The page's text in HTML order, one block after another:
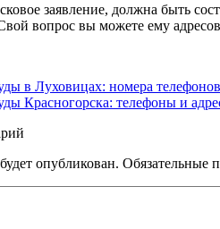
заявление, должна быть
вопрос вы можете ему
в Луховицах: номера телефонов
Красногорска: телефоны и
опубликован. Обязательные